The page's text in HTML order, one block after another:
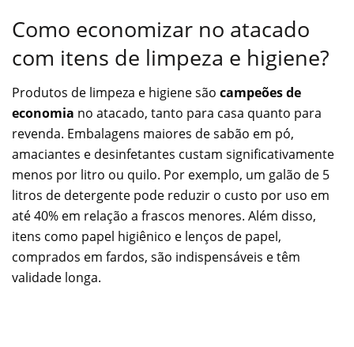
Como economizar no atacado
com itens de limpeza e higiene?
Produtos de limpeza e higiene são campeões de
economia no atacado, tanto para casa quanto para
revenda. Embalagens maiores de sabão em pó,
amaciantes e desinfetantes custam significativamente
menos por litro ou quilo. Por exemplo, um galão de 5
litros de detergente pode reduzir o custo por uso em
até 40% em relação a frascos menores. Além disso,
itens como papel higiênico e lenços de papel,
comprados em fardos, são indispensáveis e têm
validade longa.